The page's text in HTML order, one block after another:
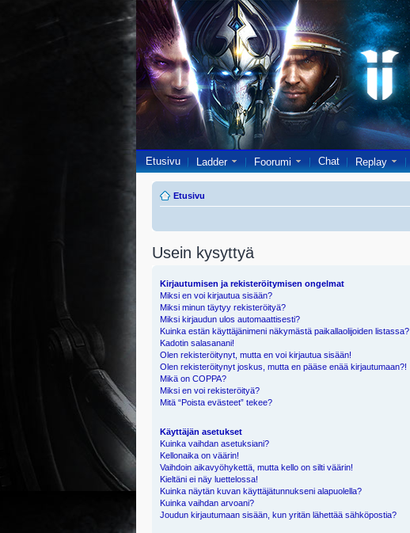
Etusivu Ladder Foorumi Chat Replay
Etusivu
Usein kysyttyä
Kirjautumisen ja rekisteröitymisen ongelmat
Miksi en voi kirjautua sisään?
Miksi minun täytyy rekisteröityä?
Miksi kirjaudun ulos automaattisesti?
Kuinka estän käyttäjänimeni näkymästä paikallaolijoiden listassa?
Kadotin salasanani!
Olen rekisteröitynyt, mutta en voi kirjautua sisään!
Olen rekisteröitynyt joskus, mutta en pääse enää kirjautumaan?!
Mikä on COPPA?
Miksi en voi rekisteröityä?
Mitä “Poista evästeet” tekee?
Käyttäjän asetukset
Kuinka vaihdan asetuksiani?
Kellonaika on väärin!
Vaihdoin aikavyöhykettä, mutta kello on silti väärin!
Kieltäni ei näy luettelossa!
Kuinka näytän kuvan käyttäjätunnukseni alapuolella?
Kuinka vaihdan arvoani?
Joudun kirjautumaan sisään, kun yritän lähettää sähköpostia?